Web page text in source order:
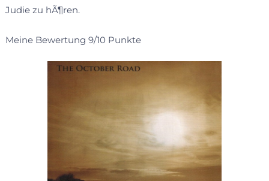
Judie zu hÃ¶ren.
Meine Bewertung 9/10 Punkte